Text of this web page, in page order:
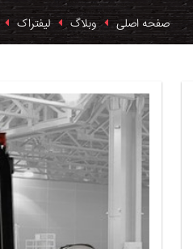
صفحه اصلی وبلاگ لیفتراک